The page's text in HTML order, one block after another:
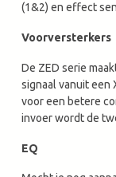
(1&2) en effect
Voorversterkers
De ZED serie
signaal vanuit een
voor een betere
invoer wordt de
EQ